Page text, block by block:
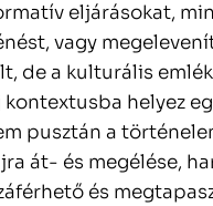
eljárásokat,
vagy
de a kulturális
helyez
pusztán a
át- és megélése,
és